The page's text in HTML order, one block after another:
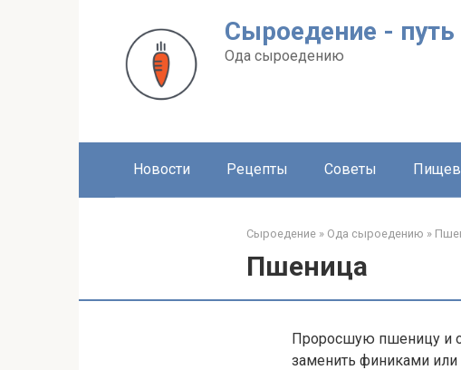
Сыроедение -
Ода сыроедению
Новости Рецепты Советы
Сыроедение » Ода сыроедению »
Пшеница
Проросшую пшеницу и
заменить финиками